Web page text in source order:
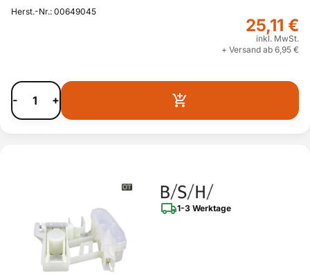
Herst.-Nr.: 00649045
25,11 €
inkl. MwSt.
+ Versand ab 6,95 €
- +
1-3 Werktage